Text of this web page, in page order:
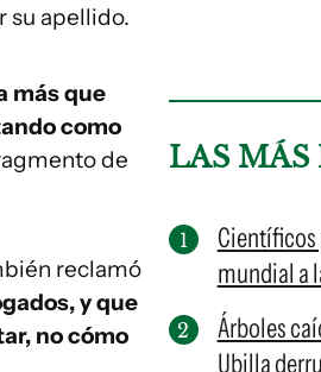
su apellido.
más que
como
de
reclamó
y que
no cómo
LAS MÁS
mundial a
Árboles
Ubilla